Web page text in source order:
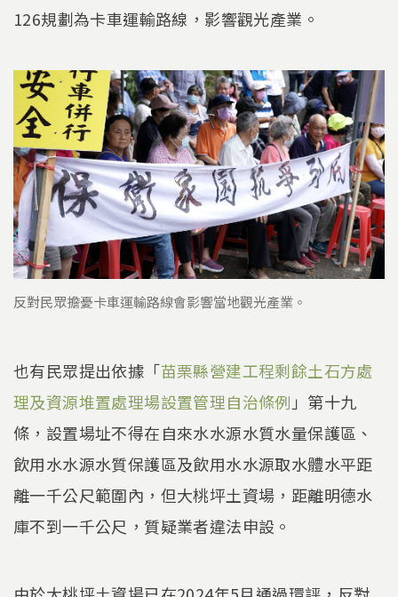
126規劃為卡車運輸路線，影響觀光產業。
反對民眾擔憂卡車運輸路線會影響當地觀光產業。
也有民眾提出依據「苗栗縣營建工程剩餘土石方處
理及資源堆置處理場設置管理自治條例」第十九
條，設置場址不得在自來水水源水質水量保護區、
飲用水水源水質保護區及飲用水水源取水體水平距
離一千公尺範圍內，但大桃坪土資場，距離明德水
庫不到一千公尺，質疑業者違法申設。